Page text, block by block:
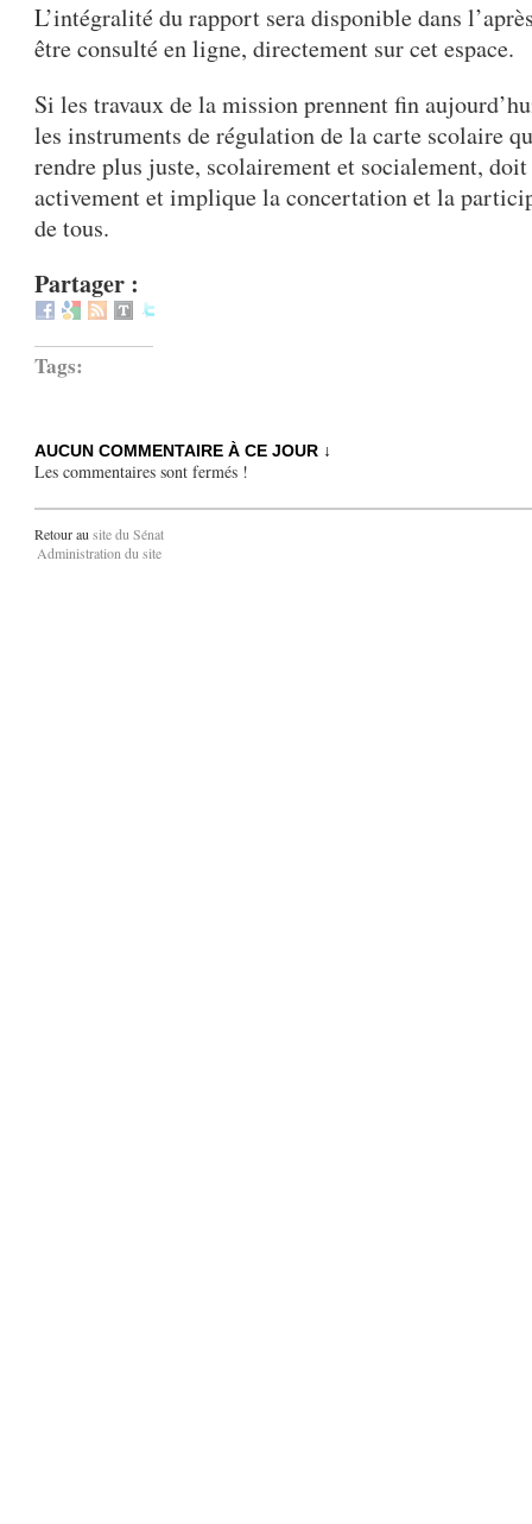
L’intégralité du rapport sera disponible dans
être consulté en ligne, directement sur cet espace.
Si les travaux de la mission prennent fin
les instruments de régulation de la carte scolaire
rendre plus juste, scolairement et socialement,
activement et implique la concertation et la
de tous.
Partager :
Tags:
AUCUN COMMENTAIRE À CE JOUR ↓
Les commentaires sont fermés !
Retour ausite du Sénat
Administration du site